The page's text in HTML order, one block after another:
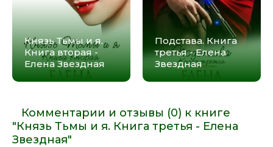
Князь Тьмы и я.
Книга вторая -
Елена Звездная
Подстава. Книга
третья - Елена
Звездная
Комментарии и отзывы (0) к книге
"Князь Тьмы и я. Книга третья - Елена
Звездная"